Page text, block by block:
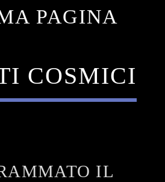
COSMICI
IL